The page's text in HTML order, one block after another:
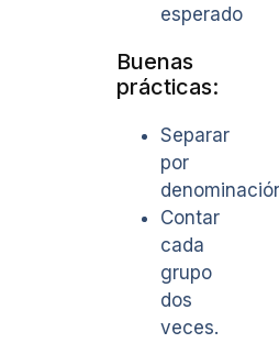
esperado
Buenas
prácticas:
Separar
por
Contar
cada
grupo
dos
veces.